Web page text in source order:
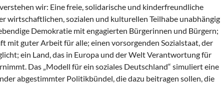
wir: Eine freie, solidarische und kinderfreundliche
wirtschaftlichen, sozialen und kulturellen Teilhabe unabhängig
Demokratie mit engagierten Bürgerinnen und Bürgern;
mit guter Arbeit für alle; einen vorsorgenden Sozialstaat, der
ein Land, das in Europa und der Welt Verantwortung für
Das „Modell für ein soziales Deutschland“ simuliert eine
abgestimmter Politikbündel, die dazu beitragen sollen, die